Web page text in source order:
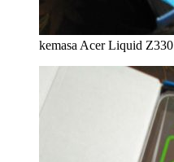
kemasa Acer Liquid Z330